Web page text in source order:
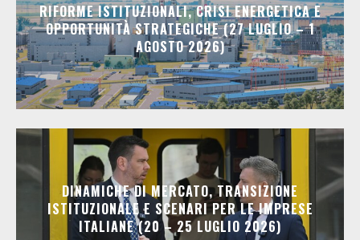
RIFORME ISTITUZIONALI, CRISI ENERGETICA E
OPPORTUNITÀ STRATEGICHE (27 LUGLIO – 1
AGOSTO 2026)
DINAMICHE DI MERCATO, TRANSIZIONE
ISTITUZIONALE E SCENARI PER LE IMPRESE
ITALIANE (20 – 25 LUGLIO 2026)